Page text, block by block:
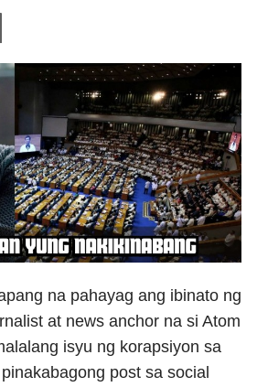
na pahayag ang ibinato ng
at news anchor na si Atom
isyu ng korapsiyon sa
post sa social